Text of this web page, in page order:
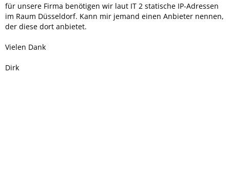
für unsere Firma benötigen wir laut IT 2 statische IP-Adressen
im Raum Düsseldorf. Kann mir jemand einen Anbieter nennen,
der diese dort anbietet.
Vielen Dank
Dirk